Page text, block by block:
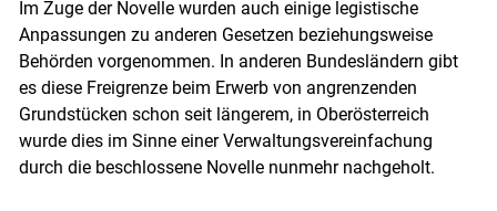
Im Zuge der Novelle wurden auch einige legistische
Anpassungen zu anderen Gesetzen beziehungsweise
Behörden vorgenommen. In anderen Bundesländern gibt
es diese Freigrenze beim Erwerb von angrenzenden
Grundstücken schon seit längerem, in Oberösterreich
wurde dies im Sinne einer Verwaltungsvereinfachung
durch die beschlossene Novelle nunmehr nachgeholt.